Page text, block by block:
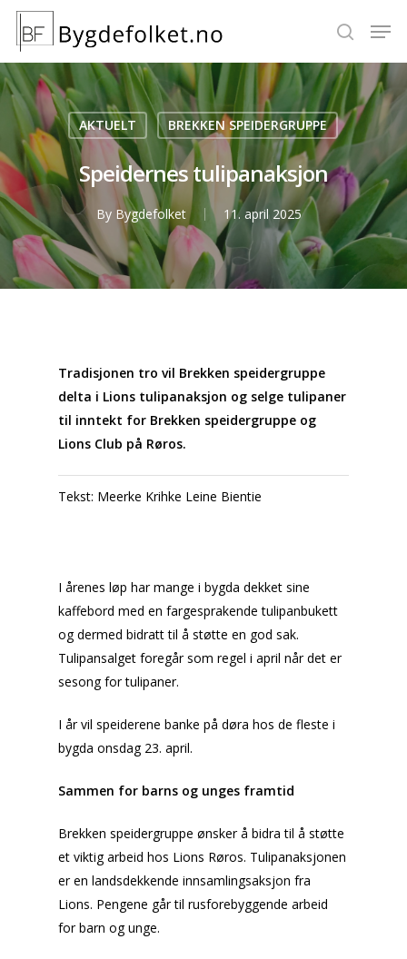
Hit enter to search or ESC to close
AKTUELT BREKKEN SPEIDERGRUPPE
Speidernes tulipanaksjon
By Bygdefolket 11. april 2025
Tradisjonen tro vil Brekken speidergruppe
delta i Lions tulipanaksjon og selge tulipaner
til inntekt for Brekken speidergruppe og
Lions Club på Røros.
Tekst: Meerke Krihke Leine Bientie
I årenes løp har mange i bygda dekket sine
kaffebord med en fargesprakende tulipanbukett
og dermed bidratt til å støtte en god sak.
Tulipansalget foregår som regel i april når det er
sesong for tulipaner.
I år vil speiderene banke på døra hos de fleste i
bygda onsdag 23. april.
Sammen for barns og unges framtid
Brekken speidergruppe ønsker å bidra til å støtte
et viktig arbeid hos Lions Røros. Tulipanaksjonen
er en landsdekkende innsamlingsaksjon fra
Lions. Pengene går til rusforebyggende arbeid
for barn og unge.